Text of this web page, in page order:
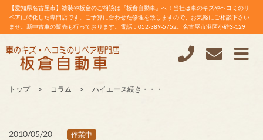
【愛知県名古屋市】塗装や板金のご相談は『板倉自動車』へ！当社は車のキズやヘコミのリ
ペアに特化した専門店です。ご予算に合わせた修理を致しますので、お気軽にご相談下さい
ませ。新中古車の販売も行っております。電話：052-389-5752。名古屋市港区小碓3-129
トップ コラム ハイエース続き・・・
2010/05/20 作業中